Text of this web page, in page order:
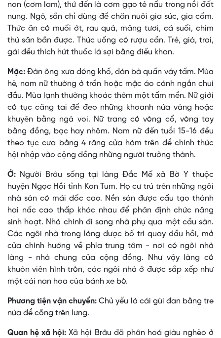
non (cơm lam), thứ đến là cơm gạo tẻ nấu trong nồi đất
nung. Ngô, sắn chỉ dùng để chăn nuôi gia súc, gia cầm.
Thức ăn có muối ớt, rau quả, măng tươi, cá suối, chim
thú săn bắn được. Thức uống có rượu cần. Trẻ, già, trai,
gái đều thích hút thuốc lá sợi bằng điếu khan.
Mặc: Ðàn ông xưa đóng khố, đàn bà quấn váy tấm. Mùa
hè, nam nữ thường ở trần hoặc mặc áo cánh ngắn chui
đầu. Mùa lạnh thường khoác thêm một tấm mền. Nữ giới
có tục căng tai để đeo những khoanh nứa vàng hoặc
khuyên bằng ngà voi. Nữ trang có vòng cổ, vòng tay
bằng đồng, bạc hay nhôm. Nam nữ đến tuổi 15-16 đều
theo tục cưa bằng 4 răng cửa hàm trên để chính thức
hội nhập vào cộng đồng những người trưởng thành.
Ở: Người Brâu sống tại làng Ðắc Mế xã Bờ Y thuộc
huyện Ngọc Hồi tỉnh Kon Tum. Họ cư trú trên những ngôi
nhà sàn có mái dốc cao. Nền sàn được cấu tạo thành
hai nấc cao thấp khác nhau để phân định chức năng
sinh hoạt. Nhà chính đi sang nhà phụ qua một cầu sàn.
Các ngôi nhà trong làng được bố trí quay đầu hồi, mở
cửa chính hướng về phía trung tâm - nơi có ngôi nhà
làng - nhà chung của cộng đồng. Như vậy làng có
khuôn viên hình tròn, các ngôi nhà ở được sắp xếp như
một cái nan hoa của bánh xe bò.
Phương tiện vận chuyển:Chủ yếu là cái gùi đan bằng tre
nứa để cõng trên lưng.
Quan hệ xã hội:Xã hội Brâu đã phân hoá giàu nghèo ở